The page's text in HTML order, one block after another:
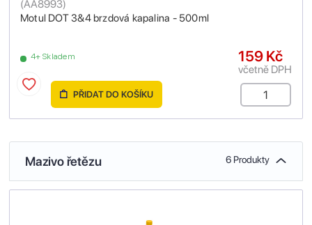
Motul DOT 3&4 brzdová kapalina - 500ml
(AA8993)
4+ Skladem 159 Kč
včetně DPH
PŘIDAT DO KOŠÍKU
Mazivo řetězu 6 Produkty